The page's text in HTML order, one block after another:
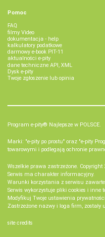
Pomoc
FAQ
filmy Video
dokumentacja - help
kalkulatory podatkowe
darmowy e-book PIT-11
aktualności e-pity
dane techniczne API, XML
Dysk e-pity
Twoje zgłoszenie lub opinia
Program e-pity® Najlepsze w POLSCE.
Marki: "e-pity po prostu" oraz "e-pity
towarowymi i podlegają ochronie
Wszelkie prawa zastrzeżone. Copyright
Serwis ma charakter informacyjny.
Warunki korzystania z serwisu
Serwis wykorzystuje pliki cookies i inne
Modyfikuj Twoje ustawienia
Zastrzeżone nazwy i loga firm, zostały
site credits